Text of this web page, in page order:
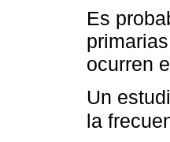
Es
ocurren
Un
la